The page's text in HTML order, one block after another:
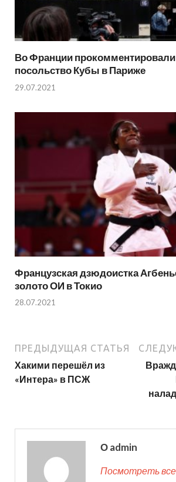
Во Франции прокомментировали
посольство Кубы в Париже
29.07.2021
Французская дзюдоистка
золото ОИ в Токио
28.07.2021
ПРЕДЫДУЩАЯ СТАТЬЯ
Хакими перешёл из
«Интера» в ПСЖ
О admin
Посмотреть все